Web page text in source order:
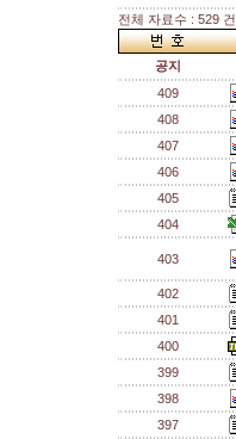
전체 자료수 : 529 건
공지
409
408
407
406
405
404
403
402
401
400
399
398
397